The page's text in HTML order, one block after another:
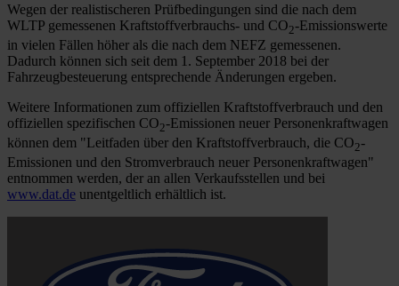
Wegen der realistischeren Prüfbedingungen sind die nach dem
WLTP gemessenen Kraftstoffverbrauchs- und CO2-Emissionswerte
in vielen Fällen höher als die nach dem NEFZ gemessenen.
Dadurch können sich seit dem 1. September 2018 bei der
Fahrzeugbesteuerung entsprechende Änderungen ergeben.
Weitere Informationen zum offiziellen Kraftstoffverbrauch und den
offiziellen spezifischen CO2-Emissionen neuer Personenkraftwagen
können dem "Leitfaden über den Kraftstoffverbrauch, die CO2-
Emissionen und den Stromverbrauch neuer Personenkraftwagen"
entnommen werden, der an allen Verkaufsstellen und bei
www.dat.de unentgeltlich erhältlich ist.